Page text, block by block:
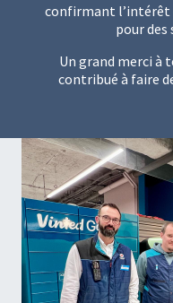
confirmant l’intérêt
pour
Un grand merci à
contribué à faire